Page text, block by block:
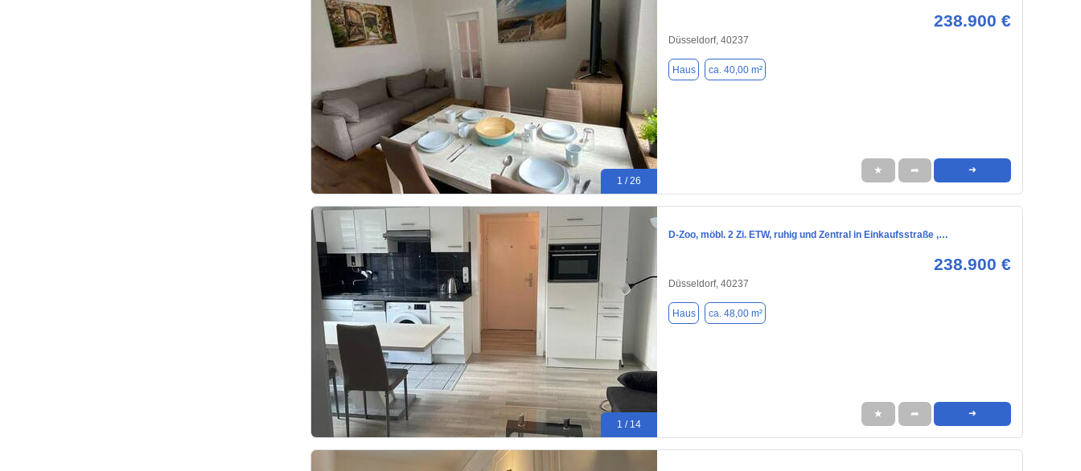
1 / 26
238.900 €
Düsseldorf, 40237
Haus ca. 40,00 m²
★ ➦ ➜
1 / 14
D-Zoo, möbl. 2 Zi. ETW, ruhig und Zentral in Einkaufsstraße ,…
238.900 €
Düsseldorf, 40237
Haus ca. 48,00 m²
★ ➦ ➜